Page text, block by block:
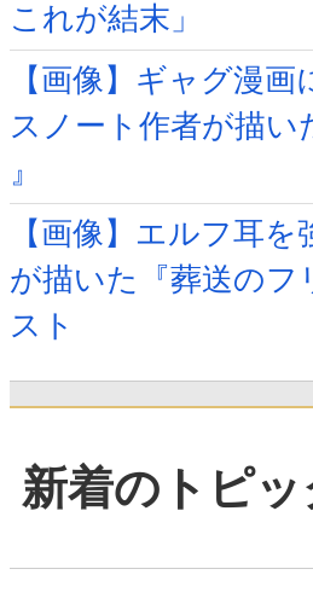
これが結末」
【画像】ギャグ漫
スノート作者が描い
』
【画像】エルフ耳
が描いた『葬送のフ
スト
新着のトピッ